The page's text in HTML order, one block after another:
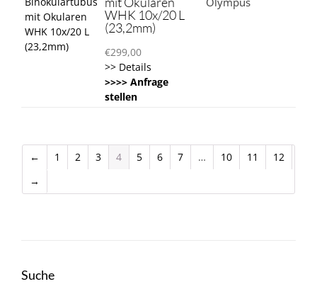
WHK 10x/20 L
(23,2mm)
€299,00
>> Details
>>>> Anfrage
stellen
← 1 2 3 4 5 6 7 … 10 11
12
→
Suche